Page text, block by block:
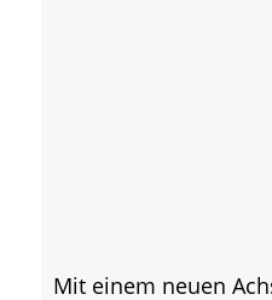
Mit einem neuen